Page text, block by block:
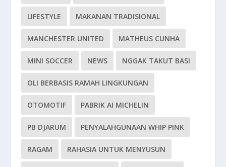
LIFESTYLE MAKANAN TRADISIONAL
MANCHESTER UNITED MATHEUS CUNHA
MINI SOCCER NEWS NGGAK TAKUT BASI
OLI BERBASIS RAMAH LINGKUNGAN
OTOMOTIF PABRIK AI MICHELIN
PB DJARUM PENYALAHGUNAAN WHIP PINK
RAGAM RAHASIA UNTUK MENYUSUN